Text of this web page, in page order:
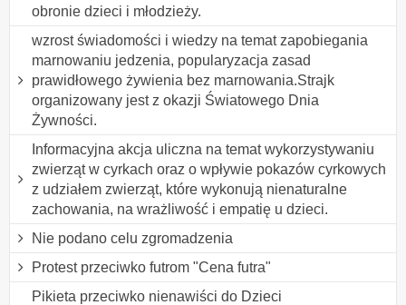
obronie dzieci i młodzieży.
wzrost świadomości i wiedzy na temat zapobiegania
marnowaniu jedzenia, popularyzacja zasad
prawidłowego żywienia bez marnowania.Strajk
organizowany jest z okazji Światowego Dnia
Żywności.
Informacyjna akcja uliczna na temat wykorzystywaniu
zwierząt w cyrkach oraz o wpływie pokazów cyrkowych
z udziałem zwierząt, które wykonują nienaturalne
zachowania, na wrażliwość i empatię u dzieci.
Nie podano celu zgromadzenia
Protest przeciwko futrom "Cena futra"
Pikieta przeciwko nienawiści do Dzieci